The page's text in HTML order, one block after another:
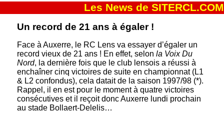
Les News de SITERCL.COM
Un record de 21 ans à égaler !
Face à Auxerre, le RC Lens va essayer d’égaler un
record vieux de 21 ans ! En effet, selonla Voix Du
Nord, la dernière fois que le club lensois a réussi à
enchaîner cinq victoires de suite en championnat (L1
& L2 confondus), cela datait de la saison 1997/98 (*).
Rappel, il en est pour le moment à quatre victoires
consécutives et il reçoit donc Auxerre lundi prochain
au stade Bollaert-Delelis…